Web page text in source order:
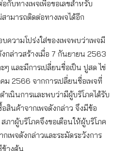
กับทางเพจเพื่อขอเลขสำหรับ
ามารถติดต่อทางเพจได้อีก
ความโปร่งใส่ของเพจพบว่าเพจมี
งกล่าวสร้างเมื่อ 7 กันยายน 2563
ะๆ และมีการเปลี่ยนชื่อเป็น ปูสด ไข่
ม 2566 จากการเปลี่ยนชื่อเพจที่
เนินการและพบว่ามีผู้บริโภคได้รับ
สินค้าจากเพจดังกล่าว จึงมีข้อ
ภาผู้บริโภคจึงขอเตือนให้ผู้บริโภค
เพจดังกล่าวและระมัดระวังการ
ข้างต้น